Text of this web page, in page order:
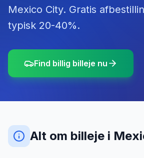
Mexico City. Gratis
typisk 20-40%.
Find billig billeje nu
Alt om billeje i